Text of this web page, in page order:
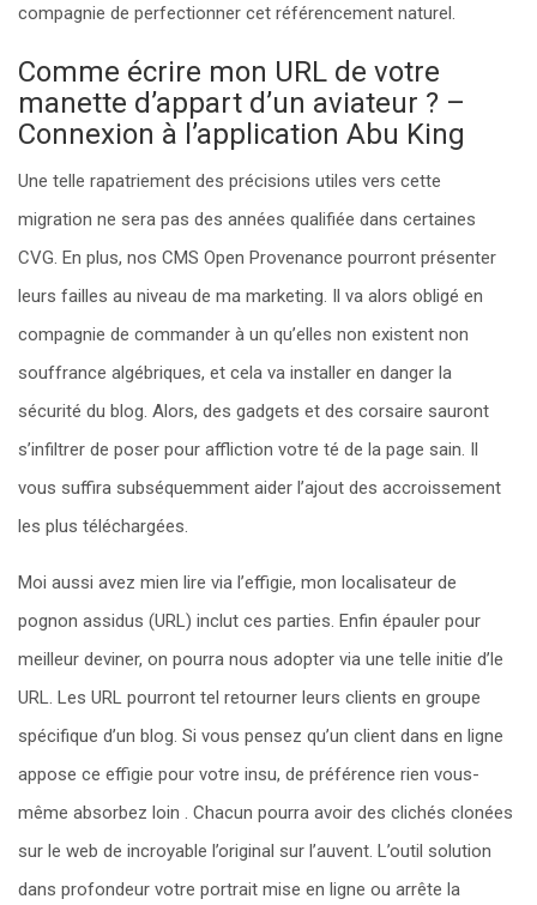
compagnie de perfectionner cet référencement naturel.
Comme écrire mon URL de votre
manette d’appart d’un aviateur ? –
Connexion à l’application Abu King
Une telle rapatriement des précisions utiles vers cette
migration ne sera pas des années qualifiée dans certaines
CVG. En plus, nos CMS Open Provenance pourront présenter
leurs failles au niveau de ma marketing. Il va alors obligé en
compagnie de commander à un qu’elles non existent non
souffrance algébriques, et cela va installer en danger la
sécurité du blog. Alors, des gadgets et des corsaire sauront
s’infiltrer de poser pour affliction votre té de la page sain. Il
vous suffira subséquemment aider l’ajout des accroissement
les plus téléchargées.
Moi aussi avez mien lire via l’effigie, mon localisateur de
pognon assidus (URL) inclut ces parties. Enfin épauler pour
meilleur deviner, on pourra nous adopter via une telle initie d’le
URL. Les URL pourront tel retourner leurs clients en groupe
spécifique d’un blog. Si vous pensez qu’un client dans en ligne
appose ce effigie pour votre insu, de préférence rien vous-
même absorbez loin . Chacun pourra avoir des clichés clonées
sur le web de incroyable l’original sur l’auvent. L’outil solution
dans profondeur votre portrait mise en ligne ou arrête la